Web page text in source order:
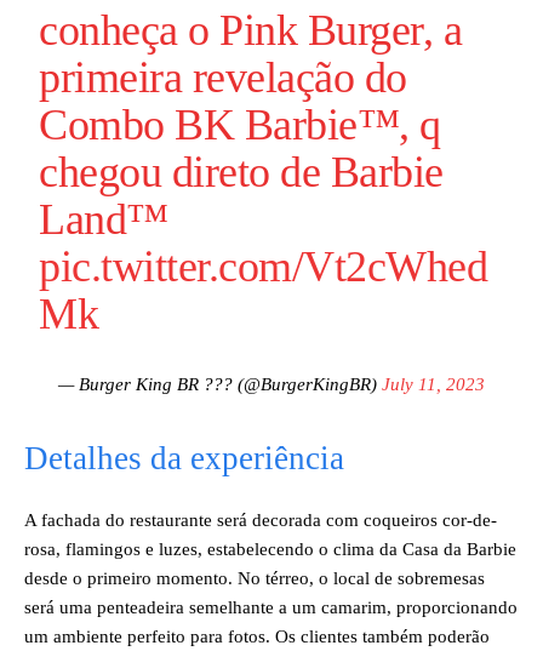
conheça o Pink Burger, a
primeira revelação do
Combo BK Barbie™️, q
chegou direto de Barbie
Land™️
pic.twitter.com/Vt2cWhed
Mk
— Burger King BR ??? (@BurgerKingBR) July 11, 2023
Detalhes da experiência
A fachada do restaurante será decorada com coqueiros cor-de-
rosa, flamingos e luzes, estabelecendo o clima da Casa da Barbie
desde o primeiro momento. No térreo, o local de sobremesas
será uma penteadeira semelhante a um camarim, proporcionando
um ambiente perfeito para fotos. Os clientes também poderão